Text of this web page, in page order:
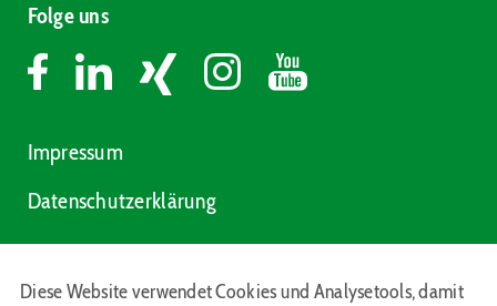
Folge uns
Impressum
Datenschutzerklärung
Diese Website verwendet Cookies und Analysetools, damit